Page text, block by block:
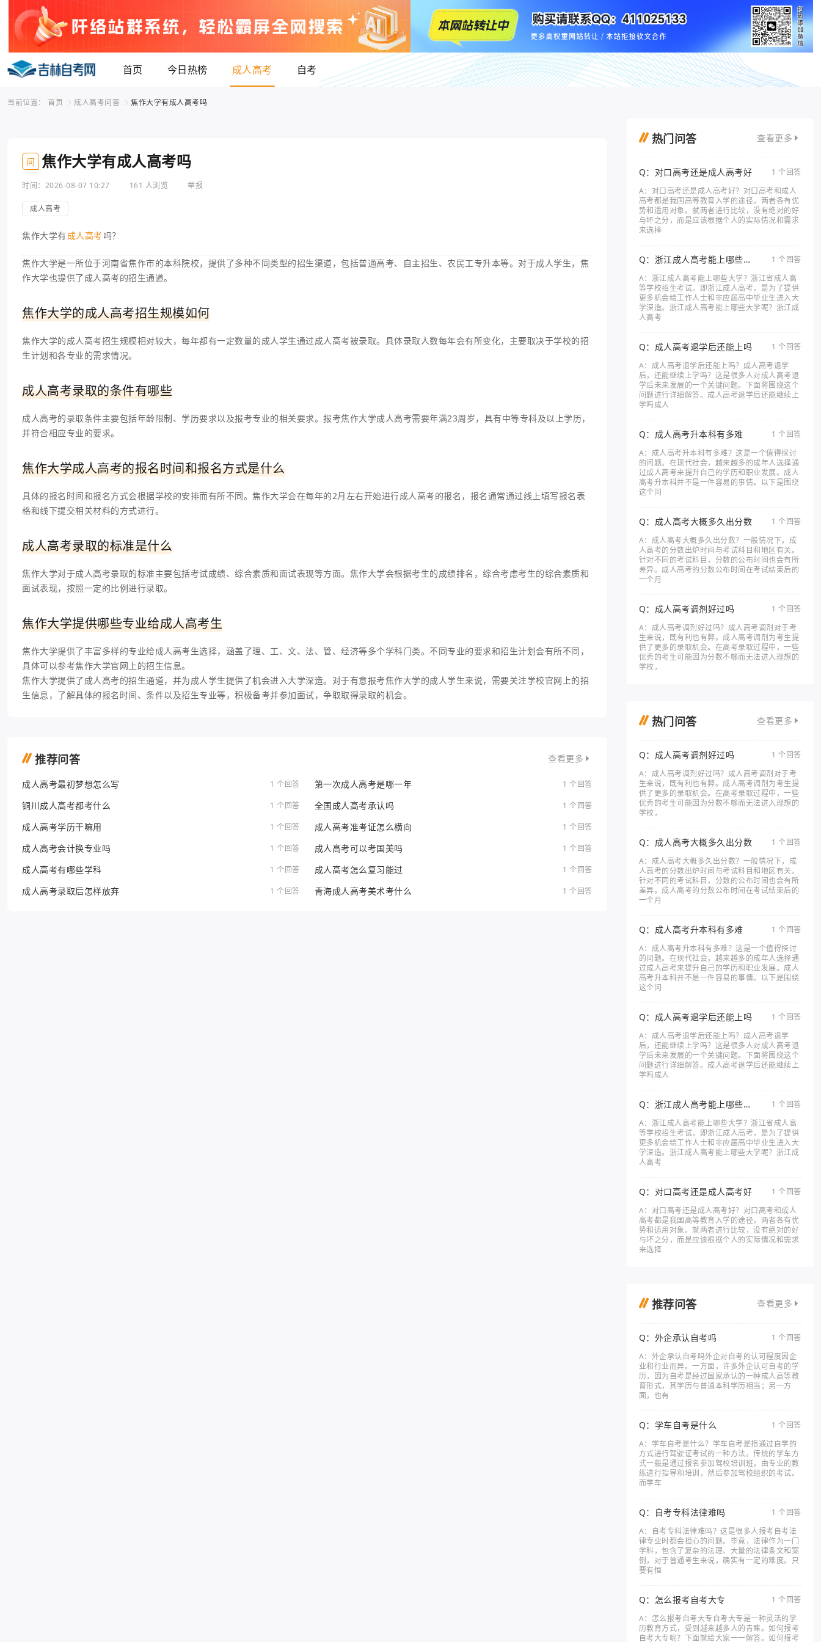
首页 今日热榜 成人高考 自考
当前位置： 首页 成人高考问答 焦作大学有成人高考吗
问 焦作大学有成人高考吗
时间：2026-08-07 10:27 161 人浏览 举报
成人高考
焦作大学有 成人高考吗？
焦作大学是一所位于河南省焦作市的本科院校，提供了多种不同类型的招生渠道，包括普通高考、自主招生、农民工专升本等。对于成人学生，焦
作大学也提供了成人高考的招生通道。
焦作大学的成人高考招生规模如何
焦作大学的成人高考招生规模相对较大，每年都有一定数量的成人学生通过成人高考被录取。具体录取人数每年会有所变化，主要取决于学校的招
生计划和各专业的需求情况。
成人高考录取的条件有哪些
成人高考的录取条件主要包括年龄限制、学历要求以及报考专业的相关要求。报考焦作大学成人高考需要年满23周岁，具有中等专科及以上学历，
并符合相应专业的要求。
焦作大学成人高考的报名时间和报名方式是什么
具体的报名时间和报名方式会根据学校的安排而有所不同。焦作大学会在每年的2月左右开始进行成人高考的报名，报名通常通过线上填写报名表
格和线下提交相关材料的方式进行。
成人高考录取的标准是什么
焦作大学对于成人高考录取的标准主要包括考试成绩、综合素质和面试表现等方面。焦作大学会根据考生的成绩排名，综合考虑考生的综合素质和
面试表现，按照一定的比例进行录取。
焦作大学提供哪些专业给成人高考生
焦作大学提供了丰富多样的专业给成人高考生选择，涵盖了理、工、文、法、管、经济等多个学科门类。不同专业的要求和招生计划会有所不同，
具体可以参考焦作大学官网上的招生信息。
焦作大学提供了成人高考的招生通道，并为成人学生提供了机会进入大学深造。对于有意报考焦作大学的成人学生来说，需要关注学校官网上的招
生信息，了解具体的报名时间、条件以及招生专业等，积极备考并参加面试，争取取得录取的机会。
推荐问答 查看更多
成人高考最初梦想怎么写 1 个回答 第一次成人高考是哪一年 1 个回答
铜川成人高考都考什么 1 个回答 全国成人高考承认吗 1 个回答
成人高考学历干嘛用 1 个回答 成人高考准考证怎么横向 1 个回答
成人高考会计换专业吗 1 个回答 成人高考可以考国美吗 1 个回答
成人高考有哪些学科 1 个回答 成人高考怎么复习能过 1 个回答
成人高考录取后怎样放弃 1 个回答 青海成人高考美术考什么 1 个回答
热门问答 查看更多
Q：对口高考还是成人高考好
1 个回答
A：对口高考还是成人高考好？对口高考和成人
高考都是我国高等教育入学的途径，两者各有优
势和适用对象。就两者进行比较，没有绝对的好
与坏之分，而是应该根据个人的实际情况和需求
来选择
Q：浙江成人高考能上哪些大
学
1 个回答
A：浙江成人高考能上哪些大学？浙江省成人高
等学校招生考试，即浙江成人高考，是为了提供
更多机会给工作人士和非应届高中毕业生进入大
学深造。浙江成人高考能上哪些大学呢？浙江成
人高考
Q：成人高考退学后还能上吗
1 个回答
A：成人高考退学后还能上吗？成人高考退学
后，还能继续上学吗？这是很多人对成人高考退
学后未来发展的一个关键问题。下面将围绕这个
问题进行详细解答。成人高考退学后还能继续上
学吗成人
Q：成人高考升本科有多难
1 个回答
A：成人高考升本科有多难？这是一个值得探讨
的问题。在现代社会，越来越多的成年人选择通
过成人高考来提升自己的学历和职业发展。成人
高考升本科并不是一件容易的事情。以下是围绕
这个问
Q：成人高考大概多久出分数
1 个回答
A：成人高考大概多久出分数？一般情况下，成
人高考的分数出炉时间与考试科目和地区有关。
针对不同的考试科目，分数的公布时间也会有所
差异。成人高考的分数公布时间在考试结束后的
一个月
Q：成人高考调剂好过吗
1 个回答
A：成人高考调剂好过吗？成人高考调剂对于考
生来说，既有利也有弊。成人高考调剂为考生提
供了更多的录取机会。在高考录取过程中，一些
优秀的考生可能因为分数不够而无法进入理想的
学校，
热门问答 查看更多
Q：成人高考调剂好过吗
1 个回答
A：成人高考调剂好过吗？成人高考调剂对于考
生来说，既有利也有弊。成人高考调剂为考生提
供了更多的录取机会。在高考录取过程中，一些
优秀的考生可能因为分数不够而无法进入理想的
学校，
Q：成人高考大概多久出分数
1 个回答
A：成人高考大概多久出分数？一般情况下，成
人高考的分数出炉时间与考试科目和地区有关。
针对不同的考试科目，分数的公布时间也会有所
差异。成人高考的分数公布时间在考试结束后的
一个月
Q：成人高考升本科有多难
1 个回答
A：成人高考升本科有多难？这是一个值得探讨
的问题。在现代社会，越来越多的成年人选择通
过成人高考来提升自己的学历和职业发展。成人
高考升本科并不是一件容易的事情。以下是围绕
这个问
Q：成人高考退学后还能上吗
1 个回答
A：成人高考退学后还能上吗？成人高考退学
后，还能继续上学吗？这是很多人对成人高考退
学后未来发展的一个关键问题。下面将围绕这个
问题进行详细解答。成人高考退学后还能继续上
学吗成人
Q：浙江成人高考能上哪些大
学
1 个回答
A：浙江成人高考能上哪些大学？浙江省成人高
等学校招生考试，即浙江成人高考，是为了提供
更多机会给工作人士和非应届高中毕业生进入大
学深造。浙江成人高考能上哪些大学呢？浙江成
人高考
Q：对口高考还是成人高考好
1 个回答
A：对口高考还是成人高考好？对口高考和成人
高考都是我国高等教育入学的途径，两者各有优
势和适用对象。就两者进行比较，没有绝对的好
与坏之分，而是应该根据个人的实际情况和需求
来选择
推荐问答 查看更多
Q：外企承认自考吗
1 个回答
A：外企承认自考吗外企对自考的认可程度因企
业和行业而异。一方面，许多外企认可自考的学
历，因为自考是经过国家承认的一种成人高等教
育形式，其学历与普通本科学历相当；另一方
面，也有
Q：学车自考是什么
1 个回答
A：学车自考是什么？学车自考是指通过自学的
方式进行驾驶证考试的一种方法。传统的学车方
式一般是通过报名参加驾校培训班，由专业的教
练进行指导和培训，然后参加驾校组织的考试。
而学车
Q：自考专科法律难吗
1 个回答
A：自考专科法律难吗？这是很多人报考自考法
律专业时都会担心的问题。毕竟，法律作为一门
学科，包含了复杂的法理、大量的法律条文和案
例，对于普通考生来说，确实有一定的难度。只
要有恒
Q：怎么报考自考大专
1 个回答
A：怎么报考自考大专自考大专是一种灵活的学
历教育方式，受到越来越多人的青睐。如何报考
自考大专呢？下面就给大家一一解答。如何报考